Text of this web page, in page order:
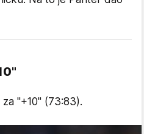
"+10" (73:83).